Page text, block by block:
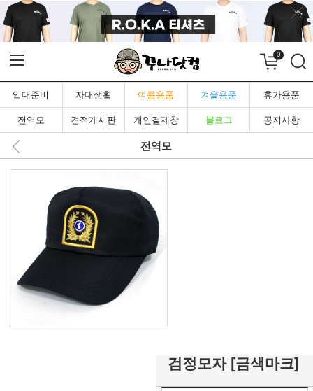
0
입대준비 자대생활 여름용품 겨울용품 휴가용품
전역모 견적게시판 개인결제창 블로그 공지사항
전역모
검정모자 [금색마크]